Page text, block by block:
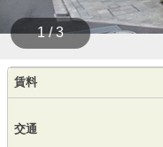
1 / 3
賃料
交通